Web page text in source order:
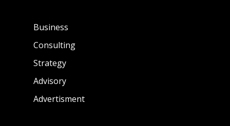
Business
Consulting
Strategy
Advisory
Advertisment